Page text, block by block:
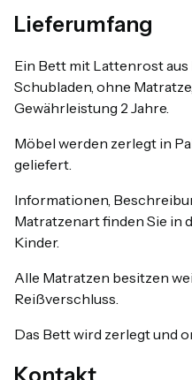
Lieferumfang
Ein Bett mit Lattenrost
Schubladen, ohne
Gewährleistung 2 Jahre.
Möbel werden zerlegt in
geliefert.
Informationen,
Matratzenart finden Sie in
Kinder.
Alle Matratzen besitzen
Reißverschluss.
Das Bett wird zerlegt und